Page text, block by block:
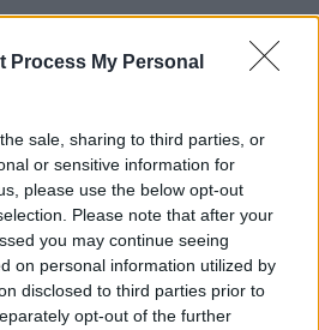
Process My Personal
sale, sharing to third parties, or
or sensitive information for
please use the below opt-out
Please note that after your
you may continue seeing
on personal information utilized by
disclosed to third parties prior to
opt-out of the further